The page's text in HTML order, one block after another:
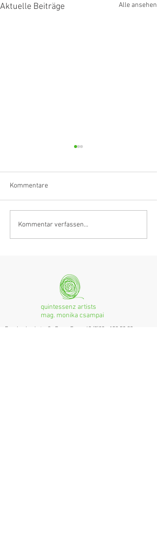
Aktuelle Beiträge Alle ansehen
Klarinettistin, Tonmeisterin,
Grenzgängerin
Kommentare
Kommentar verfassen...
quintessenz artists
mag. monika csampai
Ferchenbachstraße 7
Fon: +49 (0)89 - 150 50 99